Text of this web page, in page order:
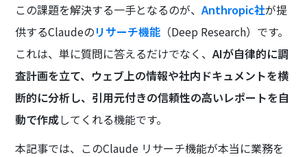
この課題を解決する一手となるのが、Anthropic社が提
供するClaudeのリサーチ機能 （Deep Research）です。
これは、単に質問に答えるだけでなく、AIが自律的に調
査計画を立て、ウェブ上の情報や社内ドキュメントを横
断的に分析し、引用元付きの信頼性の高いレポートを自
動で作成してくれる機能です。
本記事では、このClaude リサーチ機能が本当に業務を